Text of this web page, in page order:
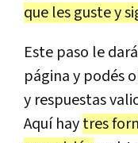
que les guste y
Este paso le
página y podés
y respuestas
Aquí haytres